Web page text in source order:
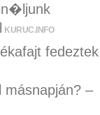
KURUC.INFO
fedeztek
másnapján? –